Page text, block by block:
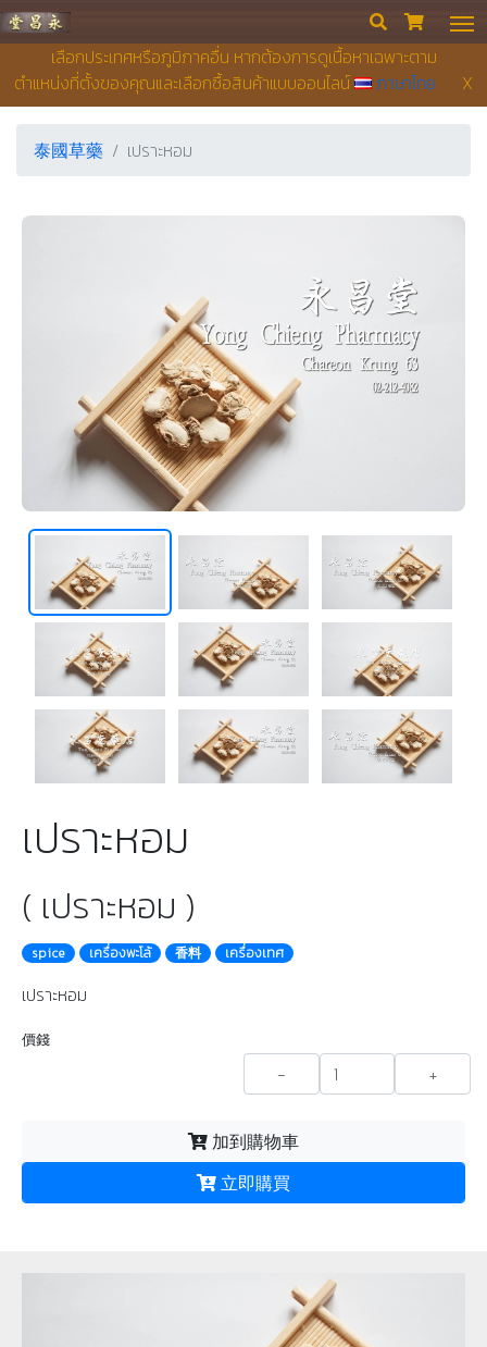
เลือกประเทศหรือภูมิภาคอื่น หากต้องการดูเนื้อหาเฉพาะตาม
ตำแหน่งที่ตั้งของคุณและเลือกซื้อสินค้าแบบออนไลน์
ภาษาไทย X
永昌堂藥店  
泰國草藥 เปราะหอม
เปราะหอม
( เปราะหอม )
spice เครื่องพะโล้ 香料 เครื่องเทศ
เปราะหอม
價錢
- +
加到購物車
立即購買